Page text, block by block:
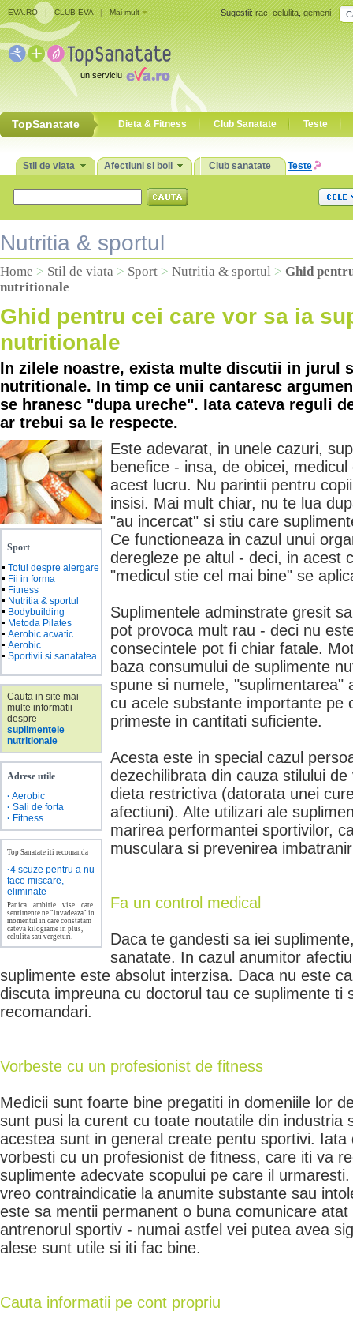
Sugestii: rac,celulita,gemeni
EVA.RO | CLUB EVA | Mai mult
un serviciu
TopSanatate Dieta & Fitness Club Sanatate Teste
Stil de viata Afectiuni si boli Club sanatate Teste
Nutritia & sportul
Home > Stil de viata > Sport > Nutritia & sportul > Ghid
nutritionale
Ghid pentru cei care vor sa ia
nutritionale
In zilele noastre, exista multe discutii in jurul
nutritionale. In timp ce unii cantaresc
se hranesc "dupa ureche". Iata cateva reguli
ar trebui sa le respecte.
Sport
Totul despre alergare
Fii in forma
Fitness
Nutritia & sportul
Bodybuilding
Metoda Pilates
Aerobic acvatic
Aerobic
Sportivii si sanatatea
Cauta in site mai
multe informatii
despre
suplimentele
nutritionale
Adrese utile
· Aerobic
· Sali de forta
· Fitness
Top Sanatate iti recomanda
·4 scuze pentru a nu
face miscare,
eliminate
Panica... ambitie... vise... cate
sentimente ne "invadeaza" in
momentul in care constatam
cateva kilograme in plus,
celulita sau vergeturi.
Este adevarat, in unele cazuri,
benefice - insa, de obicei,
acest lucru. Nu parintii pentru
insisi. Mai mult chiar, nu te lua
"au incercat" si stiu care
Ce functioneaza in cazul unui
deregleze pe altul - deci, in acest
"medicul stie cel mai bine" se
Suplimentele adminstrate gresit
pot provoca mult rau - deci nu
consecintele pot fi chiar fatale.
baza consumului de suplimente
spune si numele, "suplimentarea"
cu acele substante importante pe
primeste in cantitati suficiente.
Acesta este in special cazul
dezechilibrata din cauza stilului
dieta restrictiva (datorata unei
afectiuni). Alte utilizari ale
marirea performantei sportivilor,
musculara si prevenirea
Fa un control medical
Daca te gandesti sa iei
sanatate. In cazul anumitor
suplimente este absolut interzisa. Daca nu este
discuta impreuna cu doctorul tau ce suplimente ti
recomandari.
Vorbeste cu un profesionist de fitness
Medicii sunt foarte bine pregatiti in domeniile lor
sunt pusi la curent cu toate noutatile din industria
acestea sunt in general create pentu sportivi. Iata
vorbesti cu un profesionist de fitness, care iti va
suplimente adecvate scopului pe care il
vreo contraindicatie la anumite substante sau
este sa mentii permanent o buna comunicare
antrenorul sportiv - numai astfel vei putea avea
alese sunt utile si iti fac bine.
Cauta informatii pe cont propriu